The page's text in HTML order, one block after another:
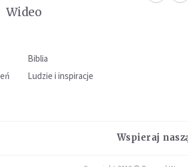
Wideo
Biblia
Ludzie i inspiracje
Wspieraj